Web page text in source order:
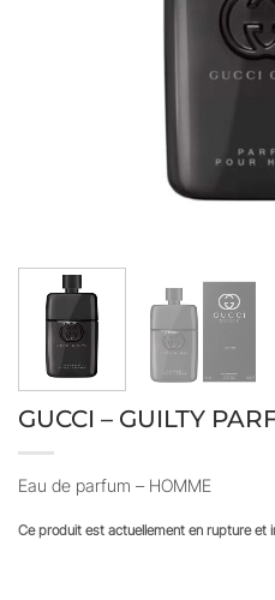
GUCCI – GUILTY
Eau de parfum – HOMME
Ce produit est actuellement en rupture et